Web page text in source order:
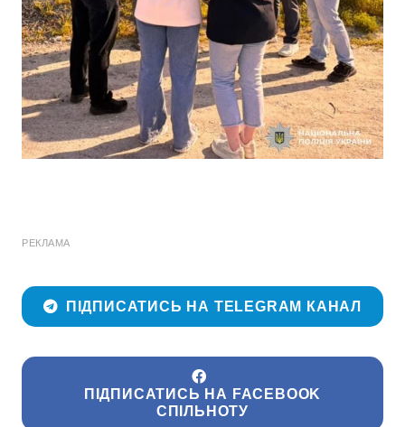
РЕКЛАМА
ПІДПИСАТИСЬ НА TELEGRAM КАНАЛ
ПІДПИСАТИСЬ НА FACEBOOK
СПІЛЬНОТУ